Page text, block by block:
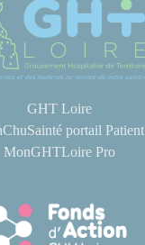
GHT Loire
portail Patient
MonGHTLoire Pro